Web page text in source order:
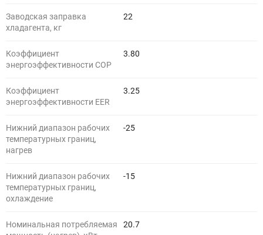
Заводская заправка
хладагента, кг
22
Коэффициент
энергоэффективности COP
3.80
Коэффициент
энергоэффективности EER
3.25
Нижний диапазон рабочих
температурных границ,
нагрев
-25
Нижний диапазон рабочих
температурных границ,
охлаждение
-15
Номинальная потребляемая
20.7